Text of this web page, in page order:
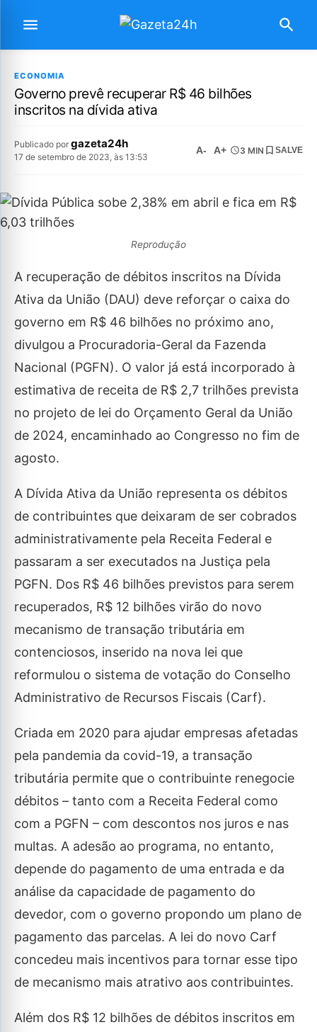
ECONOMIA
Governo prevê recuperar R$ 46 bilhões
inscritos na dívida ativa
Publicado por gazeta24h
17 de setembro de 2023, às 13:53
A- A+ 3 MIN SALVE
Reprodução
A recuperação de débitos inscritos na Dívida
Ativa da União (DAU) deve reforçar o caixa do
governo em R$ 46 bilhões no próximo ano,
divulgou a Procuradoria-Geral da Fazenda
Nacional (PGFN). O valor já está incorporado à
estimativa de receita de R$ 2,7 trilhões prevista
no projeto de lei do Orçamento Geral da União
de 2024, encaminhado ao Congresso no fim de
agosto.
A Dívida Ativa da União representa os débitos
de contribuintes que deixaram de ser cobrados
administrativamente pela Receita Federal e
passaram a ser executados na Justiça pela
PGFN. Dos R$ 46 bilhões previstos para serem
recuperados, R$ 12 bilhões virão do novo
mecanismo de transação tributária em
contenciosos, inserido na nova lei que
reformulou o sistema de votação do Conselho
Administrativo de Recursos Fiscais (Carf).
Criada em 2020 para ajudar empresas afetadas
pela pandemia da covid-19, a transação
tributária permite que o contribuinte renegocie
débitos – tanto com a Receita Federal como
com a PGFN – com descontos nos juros e nas
multas. A adesão ao programa, no entanto,
depende do pagamento de uma entrada e da
análise da capacidade de pagamento do
devedor, com o governo propondo um plano de
pagamento das parcelas. A lei do novo Carf
concedeu mais incentivos para tornar esse tipo
de mecanismo mais atrativo aos contribuintes.
Além dos R$ 12 bilhões de débitos inscritos em